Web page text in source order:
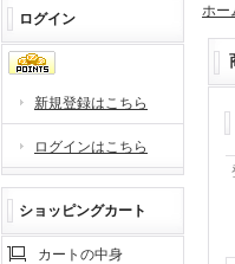
ログイン
新規登録はこちら
ログインはこちら
ショッピングカート
カートの中身
ホー